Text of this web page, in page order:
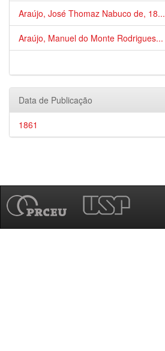
Araújo, José Thomaz Nabuco de, 18...
Araújo, Manuel do Monte Rodrigues...
Data de Publicação
1861